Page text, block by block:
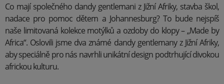
Co mají společného dandy gentlemani z Jižní Afriky, stavba škol,
nadace pro pomoc dětem a Johannesburg? To bude nejspíš
naše limitovaná kolekce motýlků a ozdoby do klopy – „Made by
Africa“. Oslovili jsme dva známé dandy gentlemany z Jižní Afriky,
aby speciálně pro nás navrhli unikátní design podtrhující divokou
africkou kulturu.